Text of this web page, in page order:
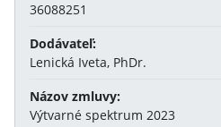
36088251
Dodávateľ:
Lenická Iveta, PhDr.
Názov zmluvy:
Výtvarné spektrum 2023